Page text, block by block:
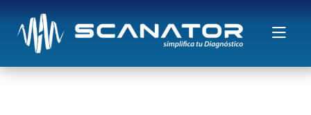
Saltar al contenido